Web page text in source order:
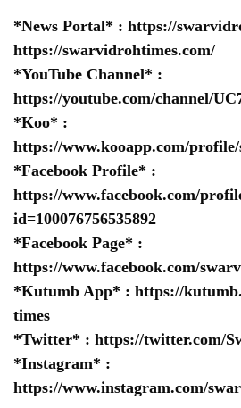
*News Portal* : https://
https://swarvidrohtimes.com/
*YouTube Channel* :
https://youtube.com/channel/
*Koo* :
https://www.kooapp.com/
*Facebook Profile* :
https://www.facebook.com/
id=100076756535892
*Facebook Page* :
https://www.facebook.com/
*Kutumb App* : https://
times
*Twitter* : https://twitter.com/
*Instagram* :
https://www.instagram.com/